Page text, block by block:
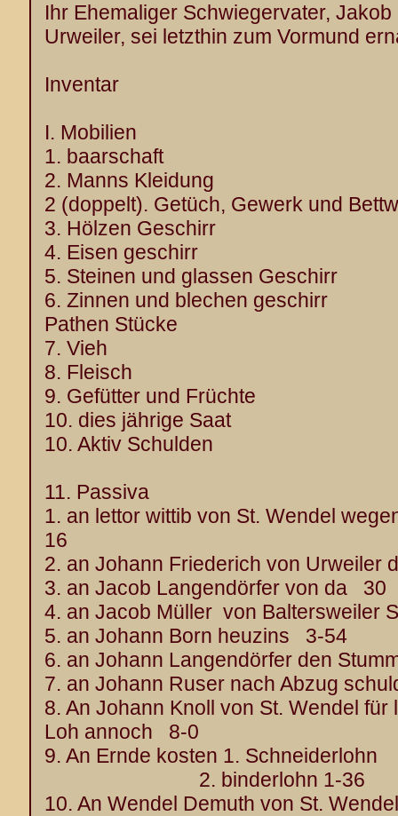
Ihr Ehemaliger Schwiegervater,
Urweiler, sei letzthin zum Vormund
Inventar
I. Mobilien
1. baarschaft
2. Manns Kleidung
2 (doppelt). Getüch, Gewerk und
3. Hölzen Geschirr
4. Eisen geschirr
5. Steinen und glassen Geschirr
6. Zinnen und blechen geschirr
Pathen Stücke
7. Vieh
8. Fleisch
9. Gefütter und Früchte
10. dies jährige Saat
10. Aktiv Schulden
11. Passiva
1. an lettor wittib von St. Wendel
16
2. an Johann Friederich von Urweiler
3. an Jacob Langendörfer von da 30
4. an Jacob Müller von Baltersweiler
5. an Johann Born heuzins 3-54
6. an Johann Langendörfer den
7. an Johann Ruser nach Abzug
8. An Johann Knoll von St. Wendel
Loh annoch 8-0
9. An Ernde kosten 1.
2. binderlohn 1-36
10. An Wendel Demuth von St.